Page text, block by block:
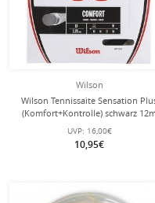
Wilson
Wilson Tennissaite Sensation
(Komfort+Kontrolle) schwarz
Set
UVP: 16,00€
10,95€